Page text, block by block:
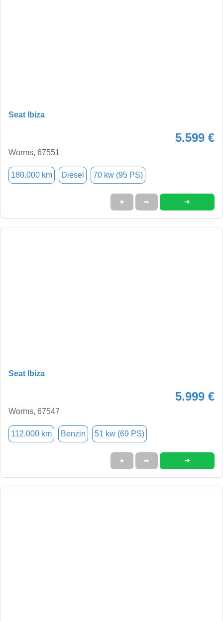
Seat Ibiza
5.599 €
Worms, 67551
180.000 km Diesel 70 kw (95 PS)
★ ➦ ➜
Seat Ibiza
5.999 €
Worms, 67547
112.000 km Benzin 51 kw (69 PS)
★ ➦ ➜